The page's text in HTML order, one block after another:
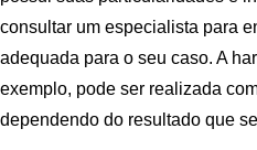
consultar um especialista para
adequada para o seu caso. A
exemplo, pode ser realizada
dependendo do resultado que